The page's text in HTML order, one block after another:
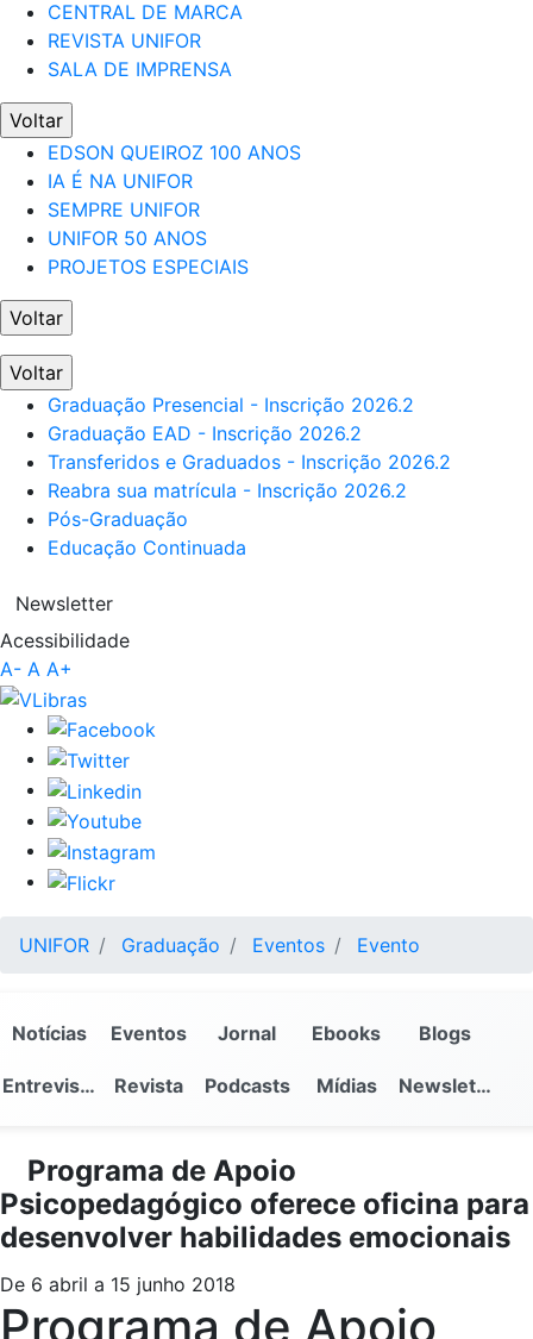
CENTRAL DE MARCA
REVISTA UNIFOR
SALA DE IMPRENSA
Voltar
EDSON QUEIROZ 100 ANOS
IA É NA UNIFOR
SEMPRE UNIFOR
UNIFOR 50 ANOS
PROJETOS ESPECIAIS
Voltar
Voltar
Graduação Presencial - Inscrição 2026.2
Graduação EAD - Inscrição 2026.2
Transferidos e Graduados - Inscrição 2026.2
Reabra sua matrícula - Inscrição 2026.2
Pós-Graduação
Educação Continuada
Newsletter
Acessibilidade
A- A A+
UNIFOR Graduação Eventos Evento
Notícias Eventos Jornal Ebooks Blogs
Entrevistas Revista Podcasts Mídias Newsletter
Programa de Apoio
Psicopedagógico oferece oficina para
desenvolver habilidades emocionais
De 6 abril a 15 junho 2018
Programa de Apoio